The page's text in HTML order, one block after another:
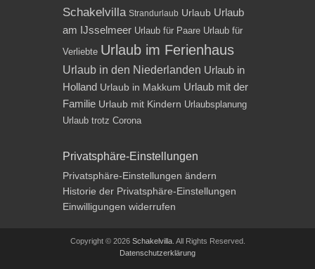
Schakelvilla Strandurlaub Urlaub Urlaub
am IJsselmeer Urlaub für Paare Urlaub für
Verliebte Urlaub im Ferienhaus
Urlaub in den Niederlanden Urlaub in
Holland Urlaub in Makkum Urlaub mit der
Familie Urlaub mit Kindern Urlaubsplanung
Urlaub trotz Corona
Privatsphäre-Einstellungen
Privatsphäre-Einstellungen ändern
Historie der Privatsphäre-Einstellungen
Einwilligungen widerrufen
Copyright © 2026 Schakelvilla. All Rights Reserved.
Datenschutzerklärung